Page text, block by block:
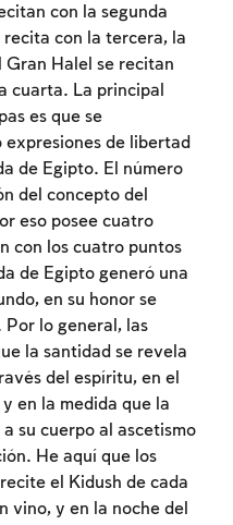
con la segunda
con la tercera, la
Gran Halel se recitan
cuarta. La principal
es que se
de libertad
de Egipto. El número
del concepto del
eso posee cuatro
con los cuatro puntos
de Egipto generó una
en su honor se
Por lo general, las
la santidad se revela
del espíritu, en el
en la medida que la
su cuerpo al ascetismo
He aquí que los
el Kidush de cada
vino, y en la noche del